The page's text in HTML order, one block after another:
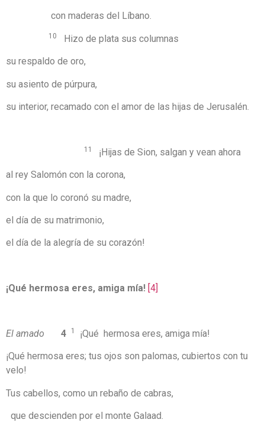
con maderas del Líbano.
10 Hizo de plata sus columnas
su respaldo de oro,
su asiento de púrpura,
su interior, recamado con el amor de las hijas de Jerusalén.
11 ¡Hijas de Sion, salgan y vean ahora
al rey Salomón con la corona,
con la que lo coronó su madre,
el día de su matrimonio,
el día de la alegría de su corazón!
¡Qué hermosa eres, amiga mía! [4]
El amado 4 1 ¡Qué hermosa eres, amiga mía!
¡Qué hermosa eres; tus ojos son palomas, cubiertos con tu
velo!
Tus cabellos, como un rebaño de cabras,
que descienden por el monte Galaad.